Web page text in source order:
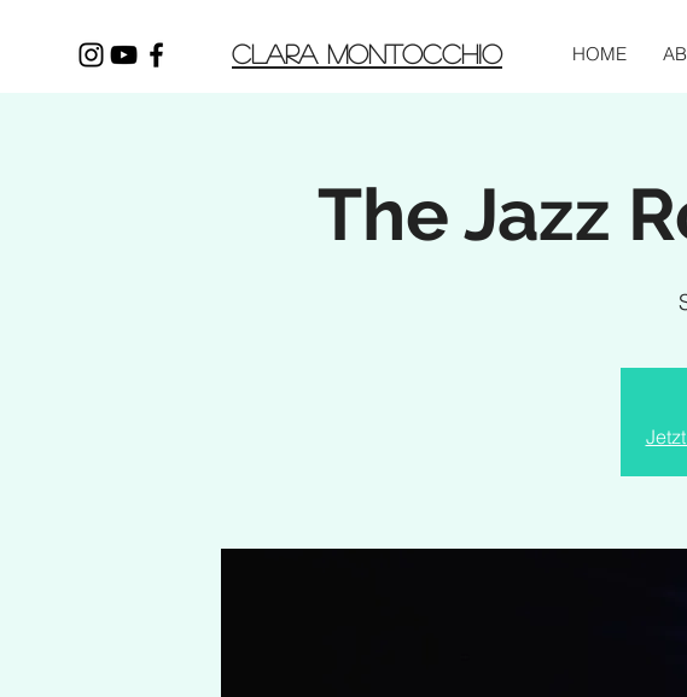
HOME
CLARA MONTOCCHIO
The Jazz